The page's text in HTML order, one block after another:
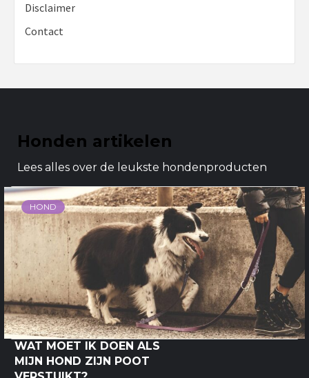
Disclaimer
Contact
Honden artikelen
Lees alles over de leukste hondenproducten
HOND
WAT MOET IK DOEN ALS
MIJN HOND ZIJN POOT